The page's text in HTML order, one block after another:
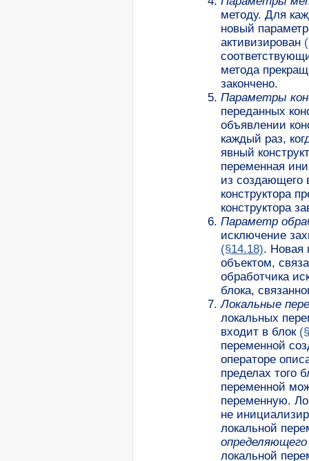
методу. Для
новый
активизирован
метода
закончено.
Параметры
переданных
объявлении
каждый раз,
явный
переменная
из создающего
конструктора
конструктора
Параметр
исключение
(§14.18). Новая
объектом,
обработчика
блока,
Локальные
локальных
входит в блок
переменной
операторе
пределах того
переменной
переменную.
не
локальной
определяющего
локальной